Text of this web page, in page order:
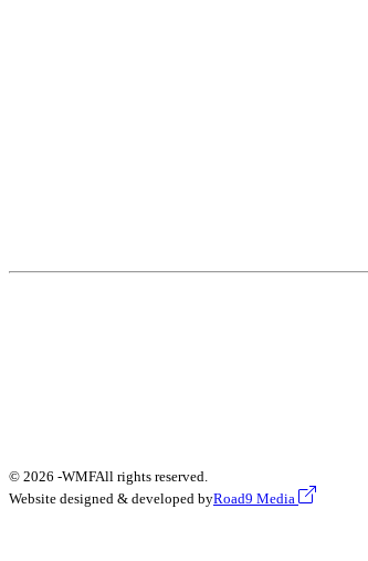
© 2026 -WMFAll rights reserved.
Website designed & developed byRoad9 Media